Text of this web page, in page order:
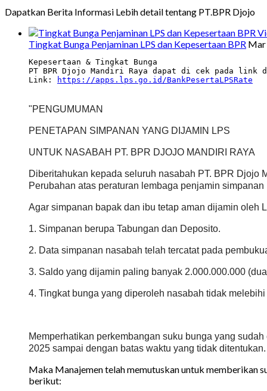
Dapatkan Berita Informasi Lebih detail tentang PT.BPR Djojo
Tingkat Bunga Penjaminan LPS dan Kepesertaan BPR Mar
Kepesertaan & Tingkat Bunga
PT BPR Djojo Mandiri Raya dapat di cek pada link
Link:
https://apps.lps.go.id/BankPesertaLPSRate
"PENGUMUMAN
PENETAPAN SIMPANAN YANG DIJAMIN LPS
UNTUK NASABAH PT. BPR DJOJO MANDIRI RAYA
Diberitahukan kepada seluruh nasabah PT. BPR Djojo
Perubahan atas peraturan lembaga penjamin
Agar simpanan bapak dan ibu tetap aman dijamin oleh
1. Simpanan berupa Tabungan dan Deposito.
2. Data simpanan nasabah telah tercatat pada
3. Saldo yang dijamin paling banyak 2.000.000.000
4. Tingkat bunga yang diperoleh nasabah tidak
Memperhatikan perkembangan suku bunga yang
2025 sampai dengan batas waktu yang tidak ditentukan.
Maka Manajemen telah memutuskan untuk memberikan
berikut: